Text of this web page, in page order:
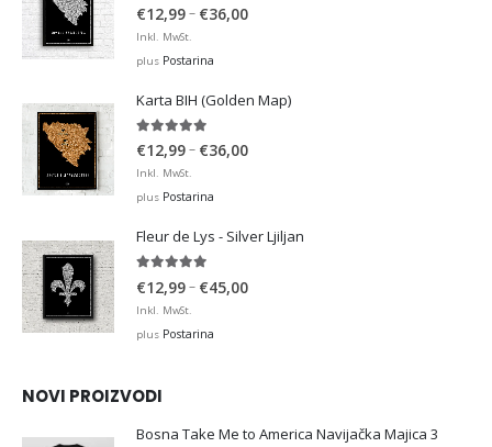
€12,99– €36,00Price
€36,00
Inkl. MwSt.
plus Postarina
Karta BIH (Golden Map)
4.93out of 5
€12,99– €36,00Price
€36,00
Inkl. MwSt.
plus Postarina
Fleur de Lys - Silver Ljiljan
€12,99– €45,00Price
Inkl. MwSt.
plus Postarina
NOVI PROIZVODI
Bosna Take Me to America Navijačka Majica 3